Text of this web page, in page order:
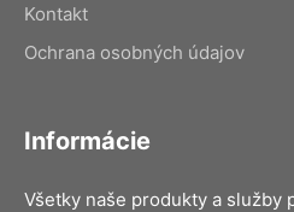
Kontakt
Ochrana osobných údajov
Informácie
Všetky naše produkty a služby